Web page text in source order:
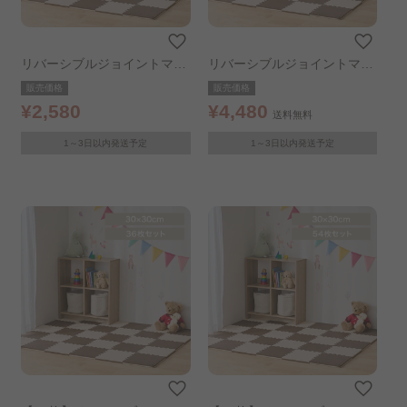
リバーシブルジョイントマッ
ト30cm 9枚 モカブラウン／
ベージュ
販売価格
¥2,580
1～3日以内発送予定
リバーシブルジョイントマッ
ト30cm 18枚 モカブラウン／
ベージュ
販売価格
¥4,480 送料無料
1～3日以内発送予定